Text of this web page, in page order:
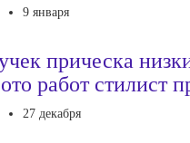
9 января
прическа
работ стилист
27 декабря